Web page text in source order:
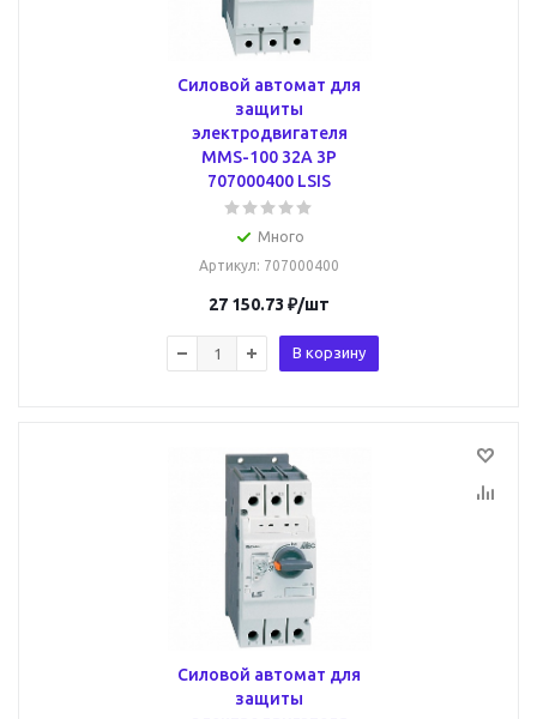
Силовой автомат для
защиты
электродвигателя
MMS-100 32А 3P
707000400 LSIS
Много
Артикул: 707000400
27 150.73 ₽/шт
В корзину
Силовой автомат для
защиты